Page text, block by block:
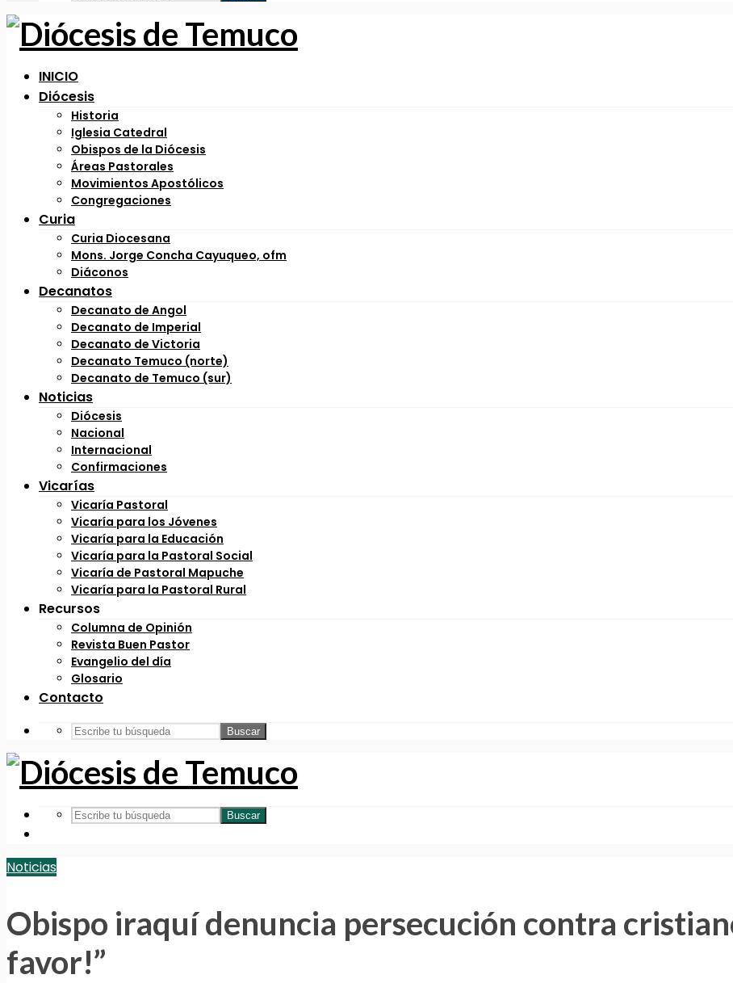
INICIO
Diócesis
Historia
Iglesia Catedral
Obispos de la Diócesis
Áreas Pastorales
Movimientos Apostólicos
Congregaciones
Curia
Curia Diocesana
Mons. Jorge Concha Cayuqueo, ofm
Diáconos
Decanatos
Decanato de Angol
Decanato de Imperial
Decanato de Victoria
Decanato Temuco (norte)
Decanato de Temuco (sur)
Noticias
Diócesis
Nacional
Internacional
Confirmaciones
Vicarías
Vicaría Pastoral
Vicaría para los Jóvenes
Vicaría para la Educación
Vicaría para la Pastoral Social
Vicaría de Pastoral Mapuche
Vicaría para la Pastoral Rural
Recursos
Columna de Opinión
Revista Buen Pastor
Evangelio del día
Glosario
Contacto
Buscar
Buscar
Noticias
Obispo iraquí denuncia persecución contra
favor!”